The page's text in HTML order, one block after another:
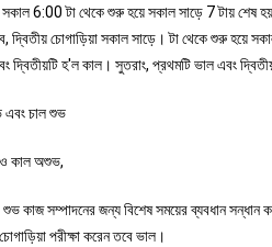
সকাল 6:00 টা থেকে শুরু হয়ে সকাল সাড়ে 7 টায় শেষ
চোগাড়িয়া সকাল সাড়ে। টা থেকে শুরু হয়ে
দ্বিতীয়টি হ'ল কাল। সুতরাং, প্রথমটি ভাল এবং
চাল শুভ
কাল অশুভ,
কাজ সম্পাদনের জন্য বিশেষ সময়ের ব্যবধান
পরীক্ষা করেন তবে ভাল।